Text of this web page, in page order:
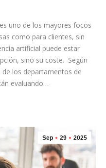
uno de los mayores focos
como para clientes, sin
artificial puede estar
sino su coste. Según
de los departamentos de
evaluando…
Sep 29 2025